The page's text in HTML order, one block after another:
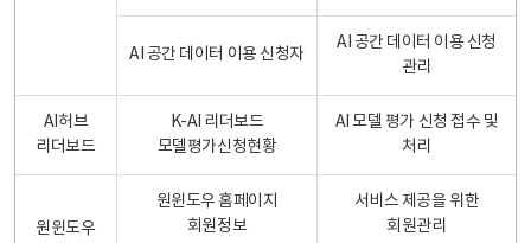
AI 공간 데이터 이용 신청자
AI 공간 데이터 이용 신청
관리
AI허브
리더보드
K-AI 리더보드
모델평가신청현황
AI 모델 평가 신청 접수 및
처리
원윈도우
원윈도우 홈페이지
회원정보
서비스 제공을 위한
회원관리